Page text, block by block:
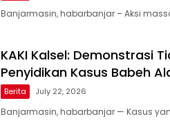
Banjarmasin, habarbanjar – Aksi
KAKI Kalsel: Demonstrasi
Penyidikan Kasus Babeh
Berita July 22, 2026
Banjarmasin, habarbanjar — Kasus